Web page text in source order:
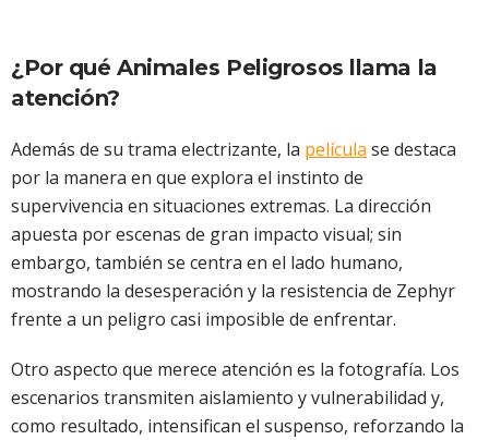
¿Por qué Animales Peligrosos llama la
atención?
Además de su trama electrizante, la película se destaca
por la manera en que explora el instinto de
supervivencia en situaciones extremas. La dirección
apuesta por escenas de gran impacto visual; sin
embargo, también se centra en el lado humano,
mostrando la desesperación y la resistencia de Zephyr
frente a un peligro casi imposible de enfrentar.
Otro aspecto que merece atención es la fotografía. Los
escenarios transmiten aislamiento y vulnerabilidad y,
como resultado, intensifican el suspenso, reforzando la